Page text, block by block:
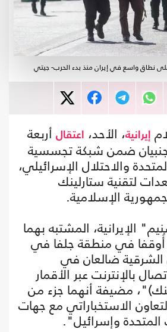
نطاق واسع في إيران منذ بدء الحرب- جيتي
إيرانية، الأحد، اعتقال أربعة
ضمن شبكة تجسسية
والاحتلال الإسرائيلي،
لتقنية ستارلينك
الإسلامية.
الإيرانية، المشتبه بهما
أُوقفا في منطقة جلفا في
الشرقية ضالعان في
بالإنترنت عبر الأقمار
مضيفة أنهما جزء من
الاستخباراتي مع جهات
المتحدة وإسرائيل".